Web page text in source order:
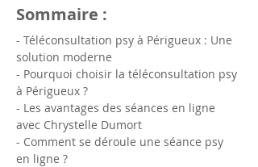
Sommaire :
- Téléconsultation psy à Périgueux : Une
solution moderne
- Pourquoi choisir la téléconsultation psy
à Périgueux ?
- Les avantages des séances en ligne
avec Chrystelle Dumort
- Comment se déroule une séance psy
en ligne ?